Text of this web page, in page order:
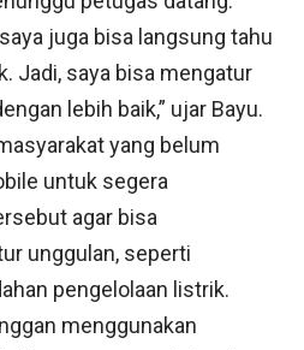
juga bisa langsung tahu
Jadi, saya bisa mengatur
lebih baik,” ujar Bayu.
yang belum
untuk segera
agar bisa
unggulan, seperti
pengelolaan listrik.
menggunakan